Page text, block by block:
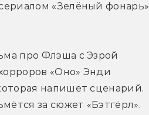
«Зелёный фонарь»
про Флэша с Эзрой
«Оно» Энди
напишет сценарий.
за сюжет «Бэтгёрл».